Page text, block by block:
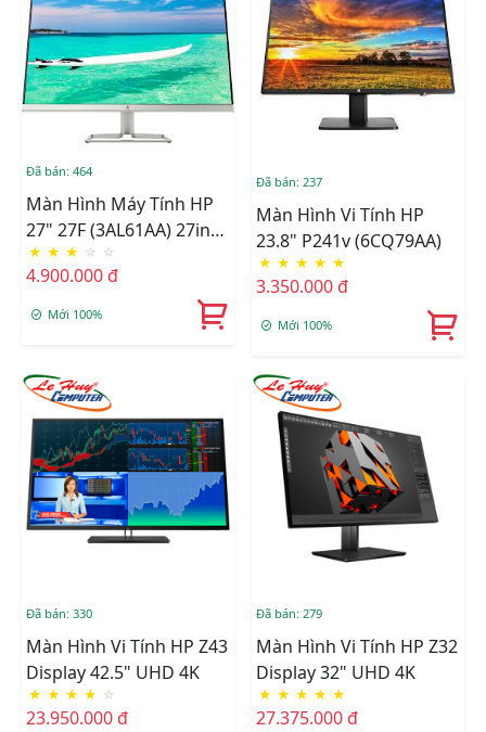
Đã bán: 464
Màn Hình Máy Tính HP
27" 27F (3AL61AA) 27inch
FHD 60Hz Đen
★ ★ ★ ☆ ☆
4.900.000 đ
Mới 100%
Đã bán: 237
Màn Hình Vi Tính HP
23.8" P241v (6CQ79AA)
★ ★ ★ ★ ★
3.350.000 đ
Mới 100%
Đã bán: 330
Màn Hình Vi Tính HP Z43
Display 42.5" UHD 4K
★ ★ ★ ★ ☆
23.950.000 đ
Đã bán: 279
Màn Hình Vi Tính HP Z32
Display 32" UHD 4K
★ ★ ★ ★ ★
27.375.000 đ